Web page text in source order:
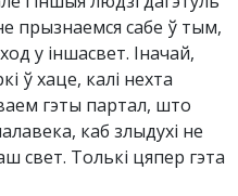
прызнаемся сабе ў тым,
у іншасвет. Іначай,
ў хаце, калі нехта
гэты партал, што
каб злыдухі не
свет. Толькі цяпер гэта